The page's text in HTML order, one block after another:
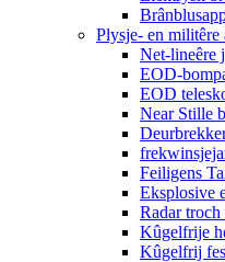
Plysje- en militêre
Net-lineêre
EOD-
EOD
Near Stille
Feiligens
Eksplosive
Radar troch
Kûgelfrije
Kûgelfrij